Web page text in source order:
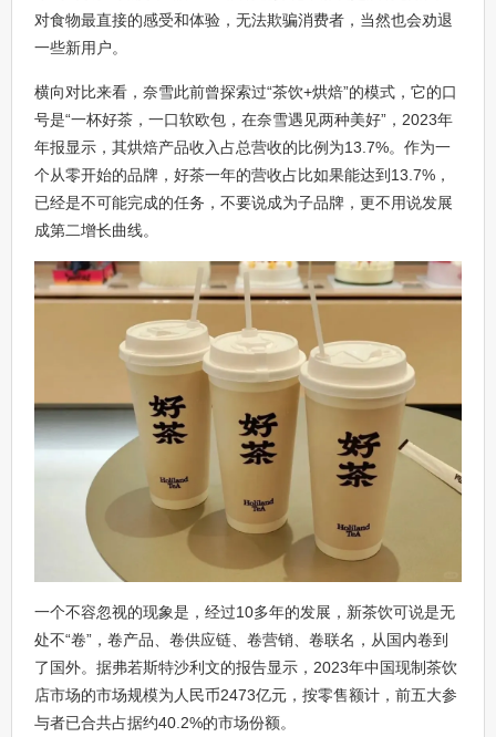
对食物最直接的感受和体验，无法欺骗消费者，当然也会劝退
一些新用户。
横向对比来看，奈雪此前曾探索过“茶饮+烘焙”的模式，它的口
号是“一杯好茶，一口软欧包，在奈雪遇见两种美好”，2023年
年报显示，其烘焙产品收入占总营收的比例为13.7%。作为一
个从零开始的品牌，好茶一年的营收占比如果能达到13.7%，
已经是不可能完成的任务，不要说成为子品牌，更不用说发展
成第二增长曲线。
一个不容忽视的现象是，经过10多年的发展，新茶饮可说是无
处不“卷”，卷产品、卷供应链、卷营销、卷联名，从国内卷到
了国外。据弗若斯特沙利文的报告显示，2023年中国现制茶饮
店市场的市场规模为人民币2473亿元，按零售额计，前五大参
与者已合共占据约40.2%的市场份额。